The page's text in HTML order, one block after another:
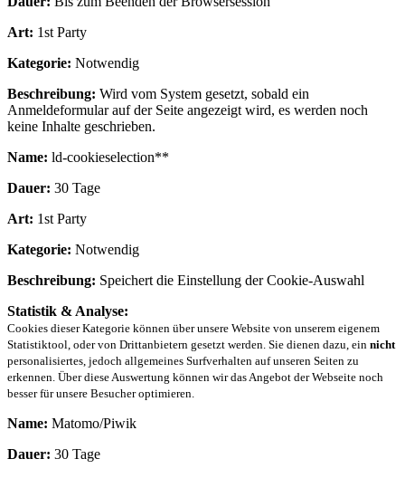
Art: 1st Party
Kategorie: Notwendig
Beschreibung: Wird vom System gesetzt, sobald ein
Anmeldeformular auf der Seite angezeigt wird, es werden noch
keine Inhalte geschrieben.
Name: ld-cookieselection**
Dauer: 30 Tage
Art: 1st Party
Kategorie: Notwendig
Beschreibung: Speichert die Einstellung der Cookie-Auswahl
Statistik & Analyse:
Cookies dieser Kategorie können über unsere Website von unserem eigenem
Statistiktool, oder von Drittanbietern gesetzt werden. Sie dienen dazu, ein nicht
personalisiertes, jedoch allgemeines Surfverhalten auf unseren Seiten zu
erkennen. Über diese Auswertung können wir das Angebot der Webseite noch
besser für unsere Besucher optimieren.
Name: Matomo/Piwik
Dauer: 30 Tage